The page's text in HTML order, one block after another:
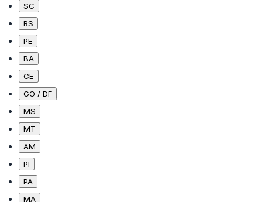
SC
RS
PE
BA
CE
GO / DF
MS
MT
AM
PI
PA
MA